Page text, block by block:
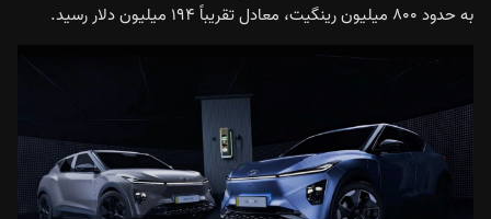
به حدود ۸۰۰ میلیون رینگیت، معادل تقریباً ۱۹۴ میلیون دلار رسید.